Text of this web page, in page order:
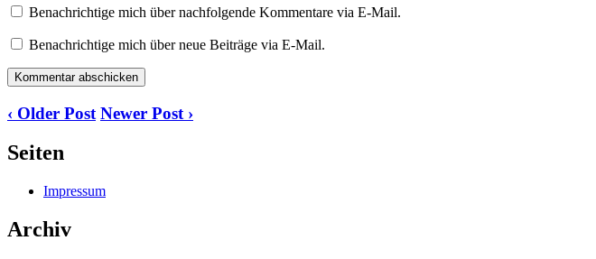
Benachrichtige mich über nachfolgende Kommentare via E-Mail.
Benachrichtige mich über neue Beiträge via E-Mail.
‹ Older Post Newer Post ›
Seiten
Impressum
Archiv